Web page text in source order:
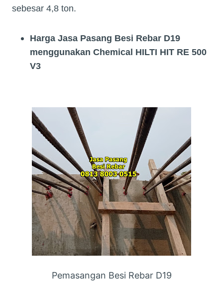
sebesar 4,8 ton.
Harga Jasa Pasang Besi Rebar D19
menggunakan Chemical HILTI HIT RE 500
V3
Pemasangan Besi Rebar D19